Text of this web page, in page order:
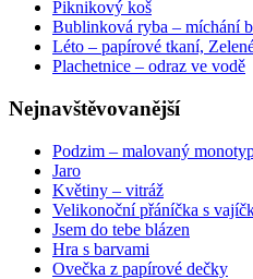
Piknikový koš
Bublinková ryba – míchání
Léto – papírové tkaní,
Plachetnice – odraz ve vodě
Nejnavštěvovanější
Podzim – malovaný
Jaro
Květiny – vitráž
Velikonoční přáníčka s
Jsem do tebe blázen
Hra s barvami
Ovečka z papírové dečky